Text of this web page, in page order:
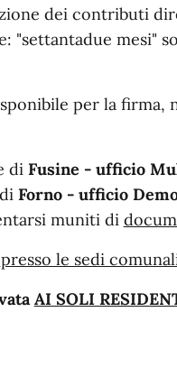
dei contributi
"settantadue mesi"
per la
di Fusine - ufficio
Forno - ufficio
muniti di
presso le sedi
AI SOLI